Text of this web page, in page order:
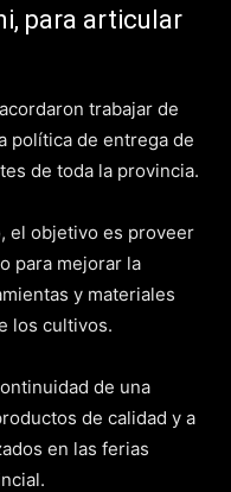
para articular
trabajar de
política de entrega de
de toda la provincia.
el objetivo es proveer
para mejorar la
y materiales
los cultivos.
de una
de calidad y a
en las ferias